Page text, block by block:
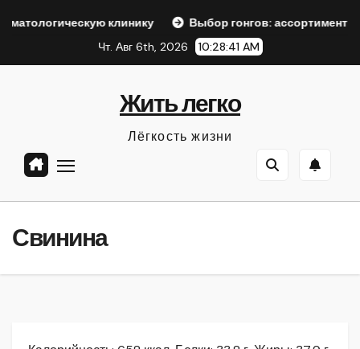
клинику
Выбор гонгов: ассортимент и
Чт. Авг 6th, 2026
10:28:42 AM
Жить легко
Лёгкость жизни
Свинина